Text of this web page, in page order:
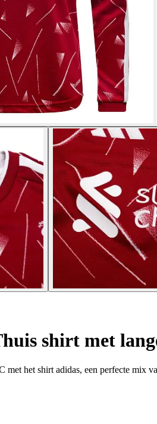
shirt met
het shirt adidas, een perfecte mix